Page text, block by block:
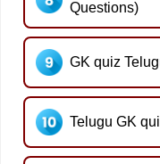
Questions)
GK quiz
Telugu GK